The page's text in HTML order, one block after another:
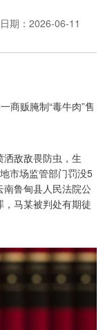
日期：2026-06-11
敌敌畏防虫，生
市场监管部门罚没5
鲁甸县人民法院公
马某被判处有期徒